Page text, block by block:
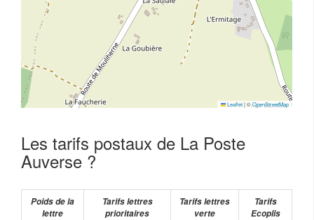
Leaflet|©OpenStreetMap
Les tarifs postaux de La Poste
Auverse ?
Poids de la
lettre
Tarifs lettres
prioritaires
Tarifs lettres
verte
Tarifs
Ecoplis